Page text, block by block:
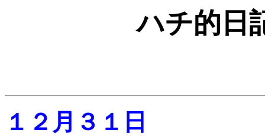
ハチ的日
１２月３１日